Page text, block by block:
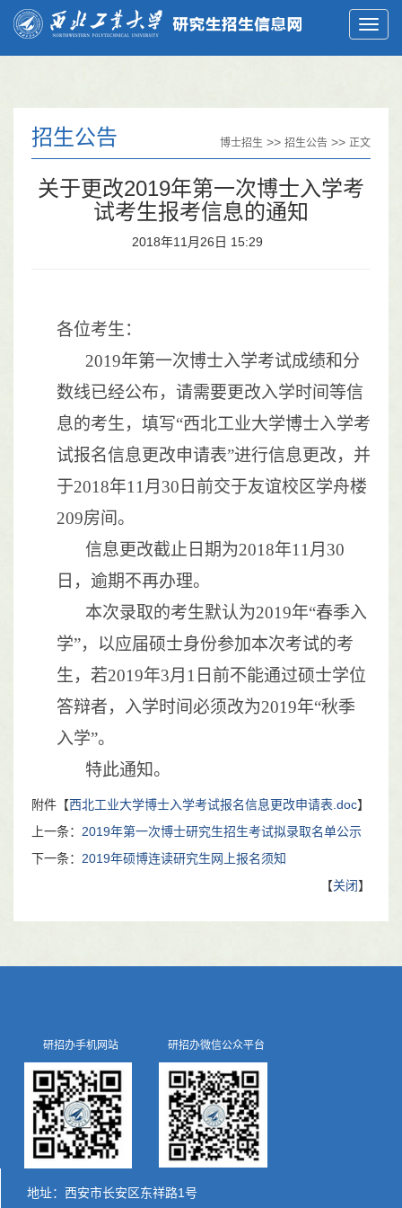
招生公告 博士招生 >> 招生公告 >> 正文
关于更改2019年第一次博士入学考
试考生报考信息的通知
2018年11月26日 15:29
各位考生：
2019年第一次博士入学考试成绩和分
数线已经公布，请需要更改入学时间等信
息的考生，填写“西北工业大学博士入学考
试报名信息更改申请表”进行信息更改，并
于2018年11 月 30 日前交于友谊校区学舟楼
209房间。
信息更改截止日期为2018年11 月 30
日，逾期不再办理。
本次录取的考生默认为2019年“春季入
学”，以应届硕士身份参加本次考试的考
生，若2019年3月 1 日前不能通过硕士学位
答辩者，入学时间必须改为2019年“秋季
入学”。
特此通知。
附件【西北工业大学博士入学考试报名信息更改申请表.doc】
上一条： 2019年第一次博士研究生招生考试拟录取名单公示
下一条： 2019年硕博连读研究生网上报名须知
【关闭】
研招办手机网站 研招办微信公众平台
地址：西安市长安区东祥路1号